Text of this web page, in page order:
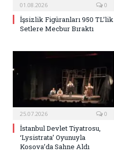
01.08.2026 0
İşsizlik Figüranları 950 TL’lik
Setlere Mecbur Bıraktı
25.07.2026 0
İstanbul Devlet Tiyatrosu,
‘Lysistrata’ Oyunuyla
Kosova’da Sahne Aldı